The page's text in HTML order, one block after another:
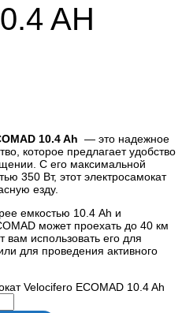
AH
10.4 Ah — это надежное
которое предлагает удобство
С его максимальной
350 Вт, этот электросамокат
езду.
емкостью 10.4 Ah и
может проехать до 40 км
вам использовать его для
для проведения активного
Velocifero ECOMAD 10.4 Ah